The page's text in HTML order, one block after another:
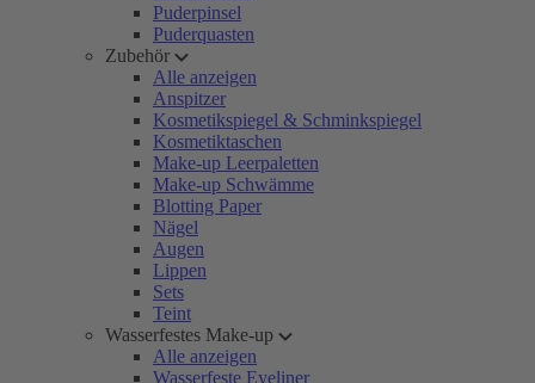
Puderpinsel
Puderquasten
Zubehör
Alle anzeigen
Anspitzer
Kosmetikspiegel & Schminkspiegel
Kosmetiktaschen
Make-up Leerpaletten
Make-up Schwämme
Blotting Paper
Nägel
Augen
Lippen
Sets
Teint
Wasserfestes Make-up
Alle anzeigen
Wasserfeste Eyeliner